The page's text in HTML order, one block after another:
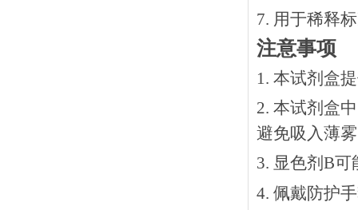
7. 用于稀释
注意事项
1. 本试剂盒
2. 本试剂盒
避免吸入薄
3. 显色剂B
4. 佩戴防护